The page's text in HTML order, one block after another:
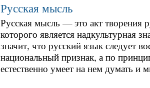
Русская мысль
Русская мысль — это акт творения
которого является надкультурная
значит, что русский язык следует
национальный признак, а по
естественно умеет на нем думать и